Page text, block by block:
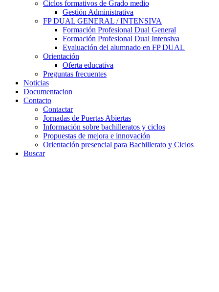
Ciclos formativos de Grado medio
Gestión Administrativa
FP DUAL GENERAL / INTENSIVA
Formación Profesional Dual General
Formación Profesional Dual Intensiva
Evaluación del alumnado en FP DUAL
Orientación
Oferta educativa
Preguntas frecuentes
Noticias
Documentacion
Contacto
Contactar
Jornadas de Puertas Abiertas
Información sobre bachilleratos y ciclos
Propuestas de mejora e innovación
Orientación presencial para Bachillerato y Ciclos
Buscar